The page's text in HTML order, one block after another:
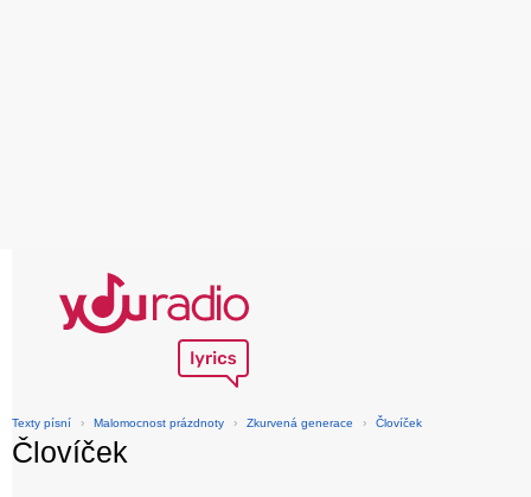
Texty písní › Malomocnost prázdnoty › Zkurvená generace › Človíček
Človíček